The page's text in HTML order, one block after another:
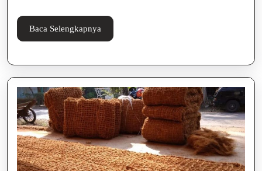
Baca Selengkapnya
Selengkapnya